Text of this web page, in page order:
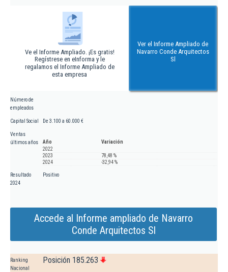
Ve el Informe Ampliado. ¡Es gratis!
Regístrese en eInforma y le
regalamos el Informe Ampliado de
esta empresa
Ver el Informe Ampliado de
Navarro Conde Arquitectos
Sl
Número de
empleados
Capital Social De 3.100 a 60.000 €
Ventas
últimos años
Año
Variación
2022
2023
78,48 %
2024
-32,94 %
Resultado
2024
Positivo
Accede al Informe ampliado de Navarro
Conde Arquitectos Sl
Ranking
Nacional
Posición 185.263